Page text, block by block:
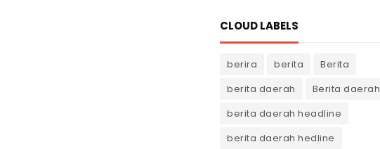
CLOUD LABELS
berira berita
Berita
berita daerah
Berita daerah
berita daerah headline
berita daerah hedline